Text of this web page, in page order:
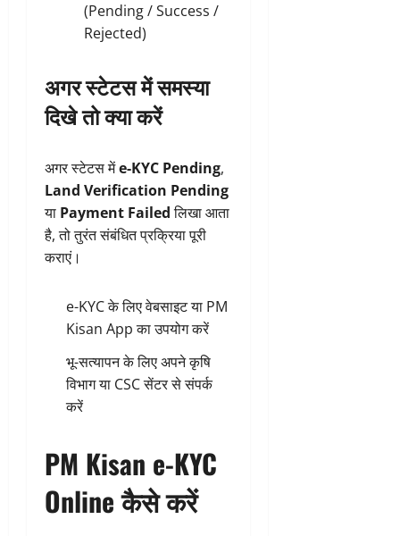
(Pending / Success /
Rejected)
अगर स्टेटस में समस्या
दिखे तो क्या करें
अगर स्टेटस मेंe-KYC Pending,
Land Verification Pending
या Payment Failedलिखा आता
है, तो तुरंत संबंधित प्रक्रिया पूरी
कराएं।
e-KYC के लिए वेबसाइट या PM
Kisan App का उपयोग करें
भू-सत्यापन के लिए अपने कृषि
विभाग या CSC सेंटर से संपर्क
करें
PM Kisan e-KYC
Online कैसे करें